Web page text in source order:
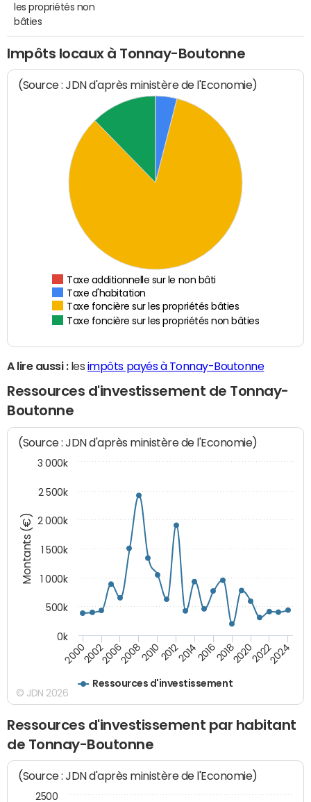
les propriétés non
bâties
Impôts locaux à Tonnay-Boutonne
(Source : JDN d'après ministère de l'Economie)
Taxe additionnelle sur le non bâti
Taxe d'habitation
Taxe foncière sur les propriétés bâties
Taxe foncière sur les propriétés non bâties
A lire aussi :les impôts payés à Tonnay-Boutonne
Ressources d'investissement de Tonnay-
Boutonne
Montants (€)
(Source : JDN d'après ministère de l'Economie)
Ressources d'investissement
200020022006200820102012201420162018202020222024
0k
500k
1 000k
1 500k
2 000k
2 500k
3 000k
© JDN 2026
Ressources d'investissement par habitant
de Tonnay-Boutonne
(Source : JDN d'après ministère de l'Economie)
2500